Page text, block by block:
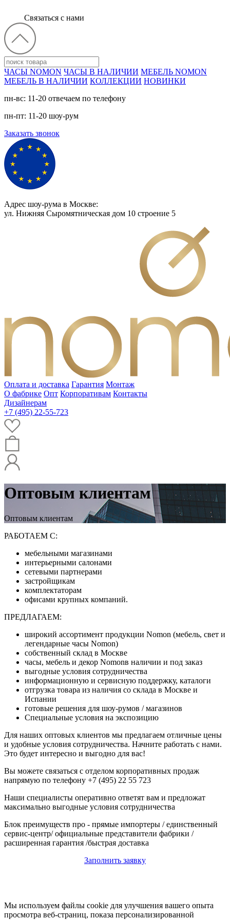
Связаться с нами
ЧАСЫ NOMON ЧАСЫ В НАЛИЧИИ МЕБЕЛЬ NOMON
МЕБЕЛЬ В НАЛИЧИИ КОЛЛЕКЦИИ НОВИНКИ
пн-вс: 11-20 отвечаем по телефону
пн-пт: 11-20 шоу-рум
Заказать звонок
Адрес шоу-рума в Москве:
ул. Нижняя Сыромятническая дом 10 cтроение 5
Оплата и доставка Гарантия Монтаж
О фабрике Опт Корпоративам Контакты
Дизайнерам
+7 (495) 22-55-723
Оптовым клиентам
Оптовым клиентам
РАБОТАЕМ С:
мебельными магазинами
интерьерными салонами
сетевыми партнерами
застройщикам
комплектаторам
офисами крупных компаний.
ПРЕДЛАГАЕМ:
широкий ассортимент продукции Nomon (мебель, свет и
легендарные часы Nomon)
собственный склад в Москве
часы, мебель и декор Nomonв наличии и под заказ
выгодные условия сотрудничества
информационную и сервисную поддержку, каталоги
отгрузка товара из наличия со склада в Москве и
Испании
готовые решения для шоу-румов / магазинов
Специальные условия на экспозицию
Для наших оптовых клиентов мы предлагаем отличные цены
и удобные условия сотрудничества. Начните работать с нами.
Это будет интересно и выгодно для вас!
Вы можете связаться с отделом корпоративных продаж
напрямую по телефону +7 (495) 22 55 723
Наши специалисты оперативно ответят вам и предложат
максимально выгодные условия сотрудничества
Блок преимуществ про - прямые импортеры / единственный
сервис-центр/ официальные представители фабрики /
расширенная гарантия /быстрая доставка
Заполнить заявку
Мы используем файлы cookie для улучшения вашего опыта
просмотра веб-страниц, показа персонализированной